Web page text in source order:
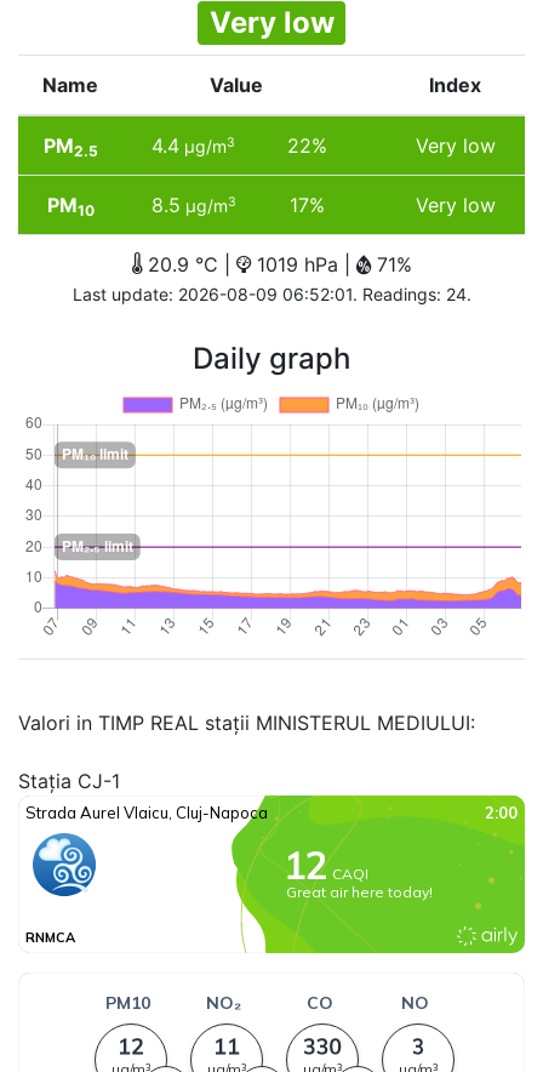
Very low
Name Value Index
PM2.5 4.4 µg/m3 22% Very low
PM10 8.5 µg/m3 17% Very low
20.9 °C | 1019 hPa | 71%
Last update: 2026-08-09 06:52:01. Readings: 24.
Daily graph
Valori in TIMP REAL stații MINISTERUL MEDIULUI:
Stația CJ-1